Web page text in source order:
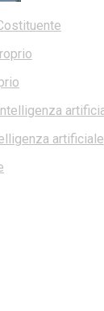
artificiale